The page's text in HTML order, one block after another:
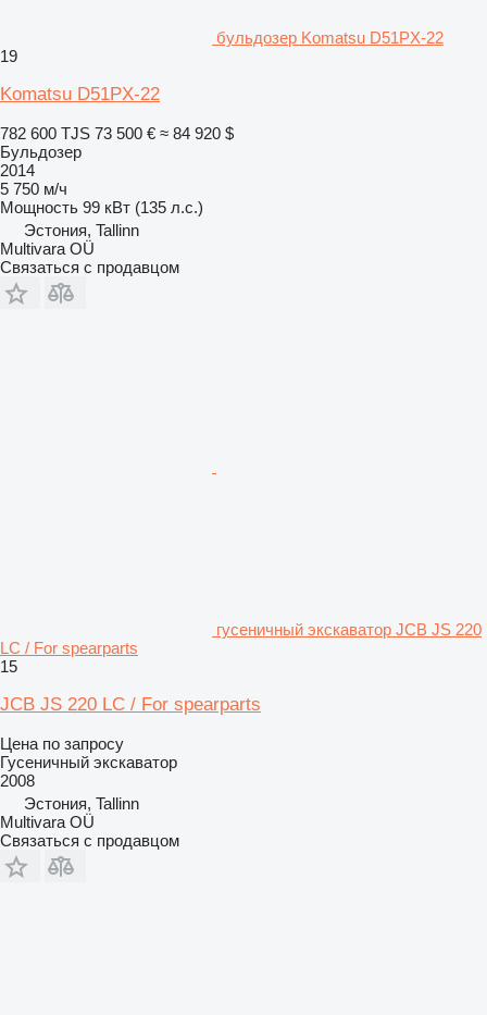
бульдозер Komatsu D51PX-22
19
Komatsu D51PX-22
782 600 TJS 73 500 € ≈ 84 920 $
Бульдозер
2014
5 750 м/ч
Мощность 99 кВт (135 л.с.)
Эстония, Tallinn
Multivara OÜ
Связаться с продавцом
гусеничный экскаватор JCB JS 220
LC / For spearparts
15
JCB JS 220 LC / For spearparts
Цена по запросу
Гусеничный экскаватор
2008
Эстония, Tallinn
Multivara OÜ
Связаться с продавцом